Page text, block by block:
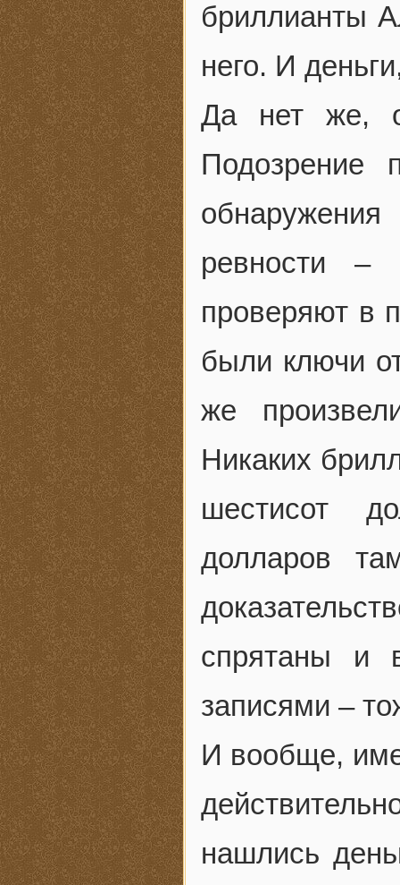
бриллианты
него. И
Да нет же,
ревности –
проверяют в
были ключи
же
Никаких
шестисот
долларов
спрятаны и
записями –
И вообще,
нашлись